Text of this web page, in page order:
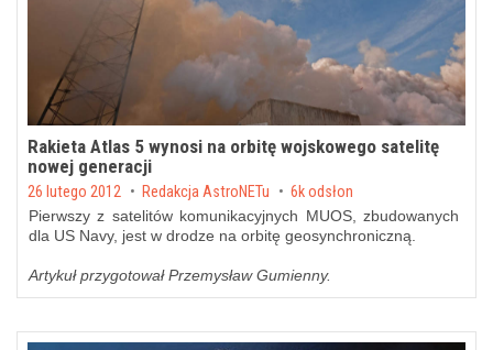
Rakieta Atlas 5 wynosi na orbitę wojskowego satelitę
nowej generacji
Posted on
26 lutego 2012 by Redakcja AstroNETu 6k odsłon
Pierwszy z satelitów komunikacyjnych MUOS, zbudowanych
dla US Navy, jest w drodze na orbitę geosynchroniczną.
Artykuł przygotował Przemysław Gumienny.